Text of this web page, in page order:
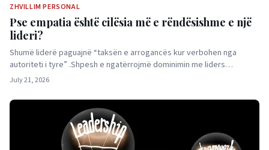
ZHVILLIM PERSONAL
Pse empatia është cilësia më e rëndësishme e një
lideri?
Shumë liderë paguajnë “taksën e arrogancës kur verbohen nga
autoriteti i tyre” .Shpesh e ngatërrojmë dominimin me liders…
July 21, 2026